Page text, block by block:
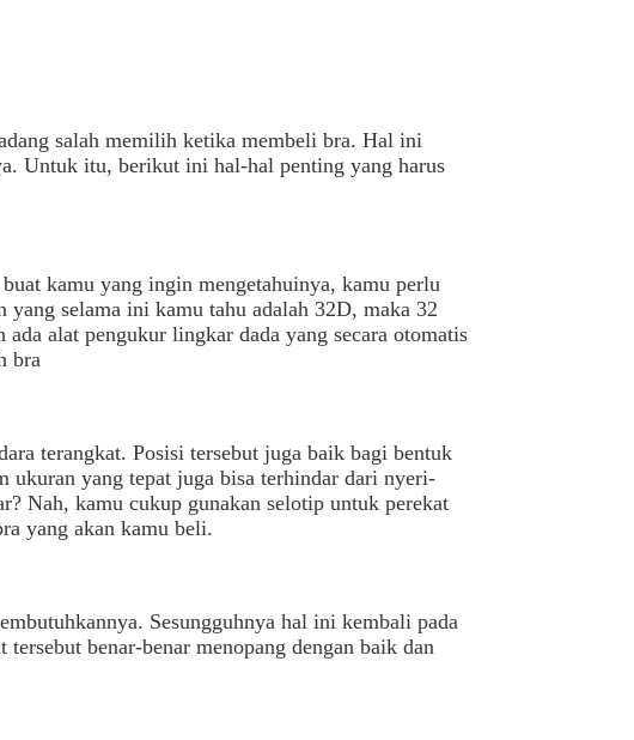
salah memilih ketika membeli bra. Hal ini
Untuk itu, berikut ini hal-hal penting yang harus
kamu yang ingin mengetahuinya, kamu perlu
selama ini kamu tahu adalah 32D, maka 32
alat pengukur lingkar dada yang secara otomatis
bra
terangkat. Posisi tersebut juga baik bagi bentuk
ukuran yang tepat juga bisa terhindar dari nyeri-
Nah, kamu cukup gunakan selotip untuk perekat
yang akan kamu beli.
Sesungguhnya hal ini kembali pada
benar-benar menopang dengan baik dan